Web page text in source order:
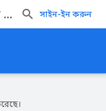
Chrome, Web Dev Libraries, and Guides - Google for Developers সাইন-ইন করুন